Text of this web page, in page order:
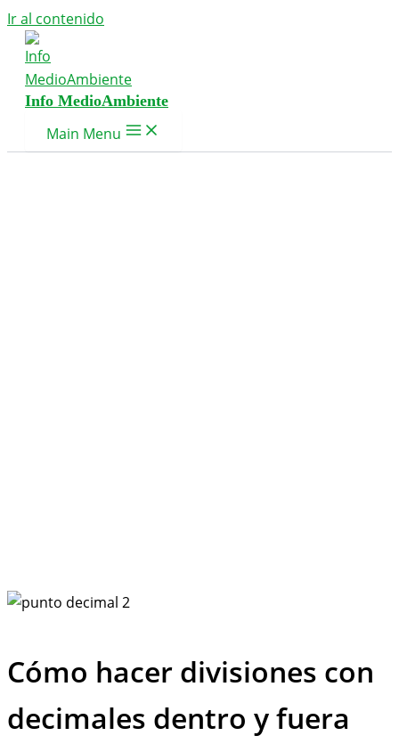
Ir al contenido
Info MedioAmbiente
Main Menu
Cómo hacer divisiones con
decimales dentro y fuera